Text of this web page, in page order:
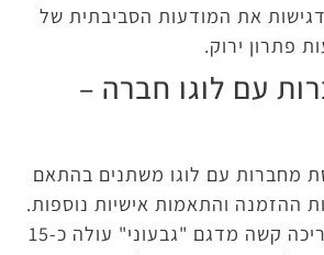
את המודעות הסביבתית של
פתרון ירוק.
עם לוגו חברה –
מחברות עם לוגו משתנים בהתאם
ההזמנה והתאמות אישיות נוספות.
לדוגמה, מחברת כריכה קשה מדגם "גבעוני" עולה כ-15